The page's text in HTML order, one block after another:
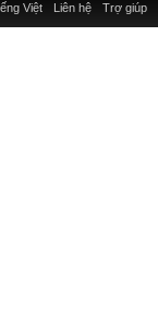
Liên hệ Trợ giúp
Việt